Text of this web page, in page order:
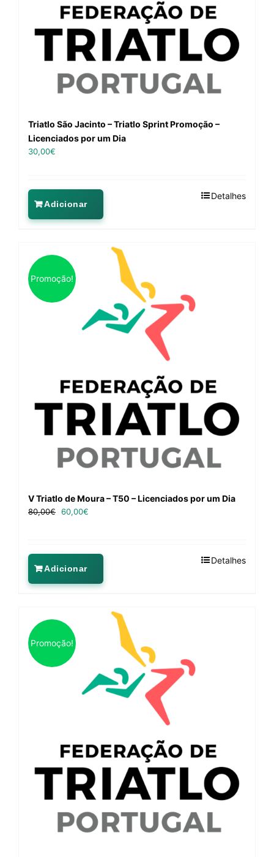
Triatlo São Jacinto – Triatlo Sprint Promoção –
Licenciados por um Dia
30,00€
Adicionar
Detalhes
Promoção!
V Triatlo de Moura – T50 – Licenciados por um Dia
80,00€ 60,00€
Adicionar
Detalhes
Promoção!